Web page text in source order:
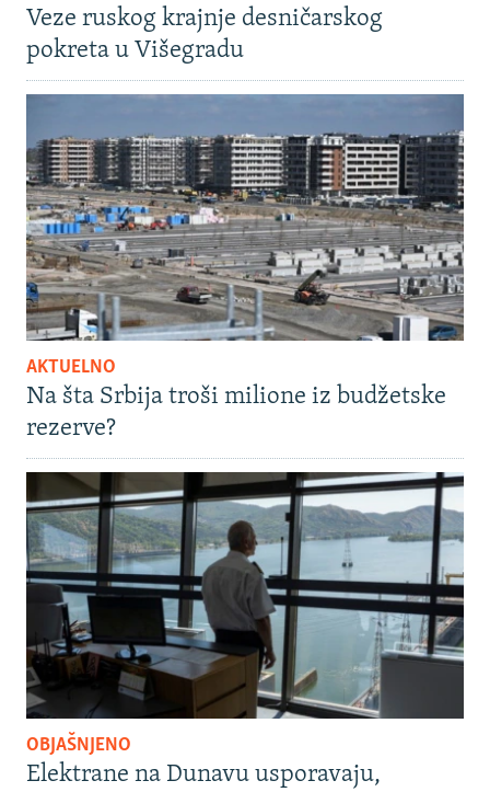
Veze ruskog krajnje desničarskog
pokreta u Višegradu
AKTUELNO
Na šta Srbija troši milione iz budžetske
rezerve?
OBJAŠNJENO
Elektrane na Dunavu usporavaju,